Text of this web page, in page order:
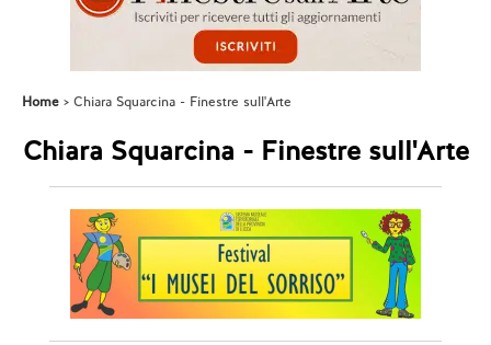
Home Chiara Squarcina - Finestre sull'Arte
Chiara Squarcina - Finestre sull'Arte